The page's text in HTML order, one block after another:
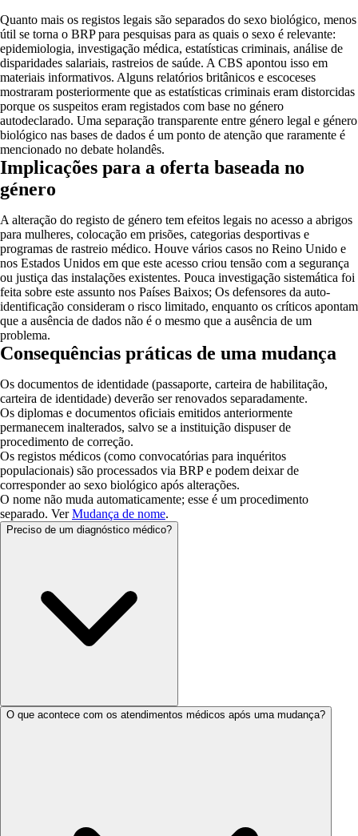
Quanto mais os registos legais são separados do sexo biológico, menos
útil se torna o BRP para pesquisas para as quais o sexo é relevante:
epidemiologia, investigação médica, estatísticas criminais, análise de
disparidades salariais, rastreios de saúde. A CBS apontou isso em
materiais informativos. Alguns relatórios britânicos e escoceses
mostraram posteriormente que as estatísticas criminais eram distorcidas
porque os suspeitos eram registados com base no género
autodeclarado. Uma separação transparente entre género legal e género
biológico nas bases de dados é um ponto de atenção que raramente é
mencionado no debate holandês.
Implicações para a oferta baseada no
género
A alteração do registo de género tem efeitos legais no acesso a abrigos
para mulheres, colocação em prisões, categorias desportivas e
programas de rastreio médico. Houve vários casos no Reino Unido e
nos Estados Unidos em que este acesso criou tensão com a segurança
ou justiça das instalações existentes. Pouca investigação sistemática foi
feita sobre este assunto nos Países Baixos; Os defensores da auto-
identificação consideram o risco limitado, enquanto os críticos apontam
que a ausência de dados não é o mesmo que a ausência de um
problema.
Consequências práticas de uma mudança
Os documentos de identidade (passaporte, carteira de habilitação,
carteira de identidade) deverão ser renovados separadamente.
Os diplomas e documentos oficiais emitidos anteriormente
permanecem inalterados, salvo se a instituição dispuser de
procedimento de correção.
Os registos médicos (como convocatórias para inquéritos
populacionais) são processados ​​via BRP e podem deixar de
corresponder ao sexo biológico após alterações.
O nome não muda automaticamente; esse é um procedimento
separado. VerMudança de nome.
Preciso de um diagnóstico médico?
O que acontece com os atendimentos médicos após uma mudança?